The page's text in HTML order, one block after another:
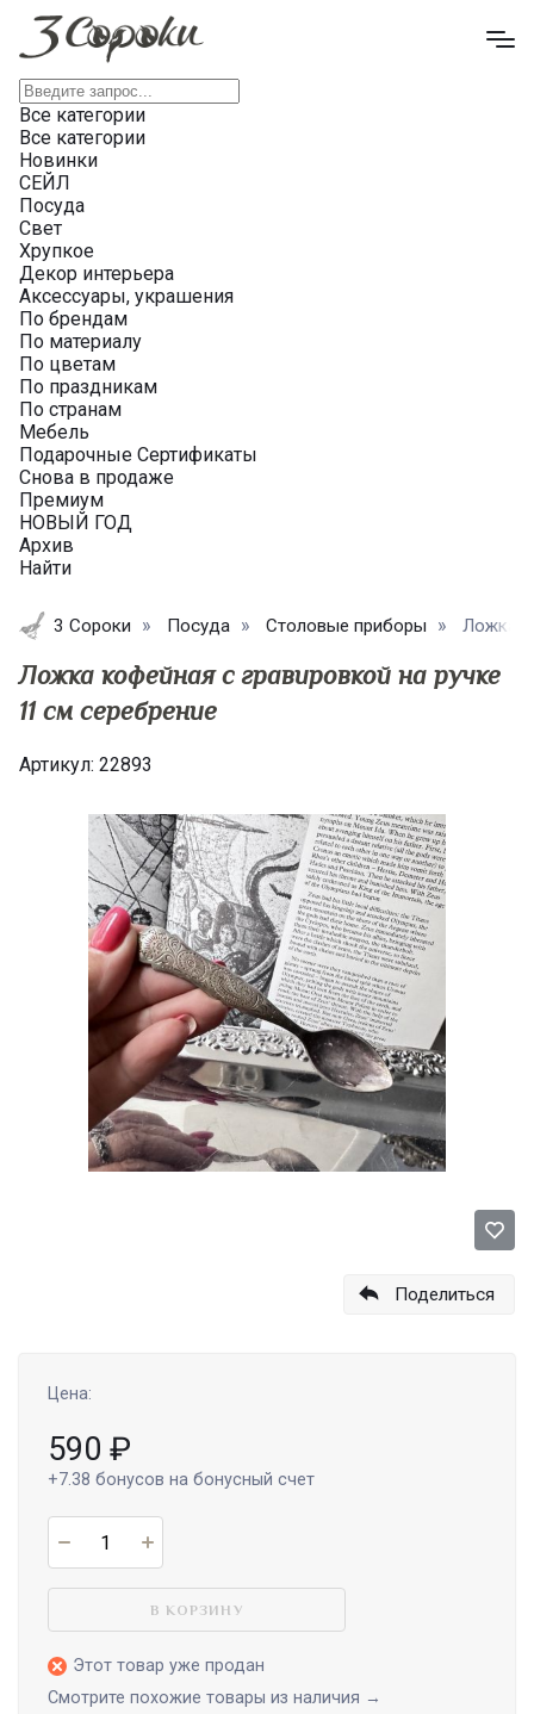
Все категории
Все категории
Новинки
СЕЙЛ
Посуда
Свет
Хрупкое
Декор интерьера
Аксессуары, украшения
По брендам
По материалу
По цветам
По праздникам
По странам
Мебель
Подарочные Сертификаты
Снова в продаже
Премиум
НОВЫЙ ГОД
Архив
Найти
3 Сороки Посуда Столовые приборы Ложка
Ложка кофейная с гравировкой на ручке
11 см серебрение
Артикул: 22893
Поделиться
Цена:
590 ₽
+7.38 бонусов на бонусный счет
В КОРЗИНУ
Этот товар уже продан
Смотрите похожие товары из наличия →